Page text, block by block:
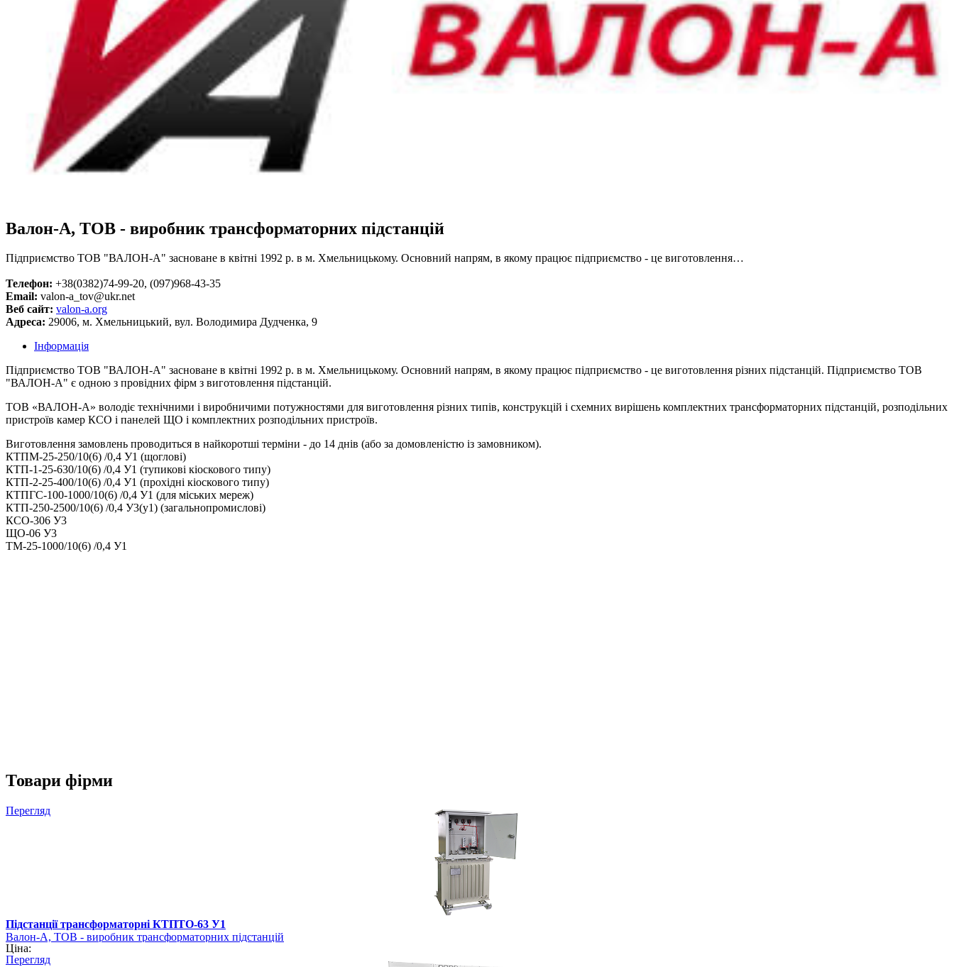
Валон-А, ТОВ - виробник трансформаторних підстанцій
Підприємство ТОВ "ВАЛОН-А" засноване в квітні 1992 р. в м. Хмельницькому. Основний напрям, в якому працює підприємство - це виготовлення…
Телефон: +38(0382)74-99-20, (097)968-43-35
Email: valon-a_tov@ukr.net
Веб сайт: valon-a.org
Адреса: 29006, м. Хмельницький, вул. Володимира Дудченка, 9
Інформація
Підприємство ТОВ "ВАЛОН-А" засноване в квітні 1992 р. в м. Хмельницькому. Основний напрям, в якому працює підприємство - це виготовлення різних підстанцій. Підприємство ТОВ
"ВАЛОН-А" є одною з провідних фірм з виготовлення підстанцій.
ТОВ «ВАЛОН-А» володіє технічними і виробничими потужностями для виготовлення різних типів, конструкцій і схемних вирішень комплектних трансформаторних підстанцій, розподільних
пристроїв камер КСО і панелей ЩО і комплектних розподільних пристроїв.
Виготовлення замовлень проводиться в найкоротші терміни - до 14 днів (або за домовленістю із замовником).
КТПМ-25-250/10(6) /0,4 У1 (щоглові)
КТП-1-25-630/10(6) /0,4 У1 (тупикові кіоскового типу)
КТП-2-25-400/10(6) /0,4 У1 (прохідні кіоскового типу)
КТПГС-100-1000/10(6) /0,4 У1 (для міських мереж)
КТП-250-2500/10(6) /0,4 У3(у1) (загальнопромислові)
КСО-306 У3
ЩО-06 У3
ТМ-25-1000/10(6) /0,4 У1
Товари фірми
Перегляд
Підстанції трансформаторні КТПТО-63 У1
Валон-А, ТОВ - виробник трансформаторних підстанцій
Ціна:
Перегляд